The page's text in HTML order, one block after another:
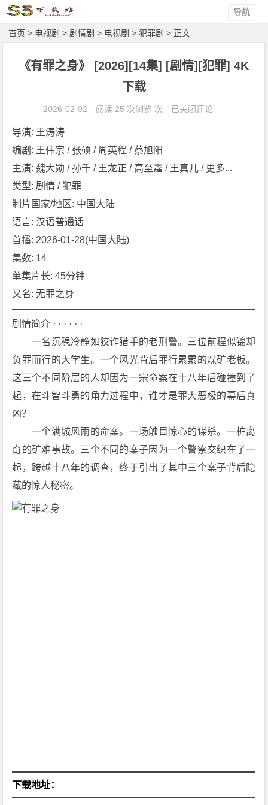
导航
首页 > 电视剧 > 剧情剧 > 电视剧 >犯罪剧 > 正文
《有罪之身》 [2026][14集] [剧情][犯罪] 4K
下载
2026-02-02 阅读 25 次浏览 次
《有
[2
K
下
载
已关闭评论
导演: 王涛涛
编剧: 王伟宗 / 张硕 / 周英程 / 蔡旭阳
主演: 魏大勋 / 孙千 / 王龙正 / 高至霆 / 王真儿 / 更多...
类型: 剧情 / 犯罪
制片国家/地区: 中国大陆
语言: 汉语普通话
首播: 2026-01-28(中国大陆)
集数: 14
单集片长: 45分钟
又名: 无罪之身
剧情简介 · · · · · ·
一名沉稳冷静如狡诈猎手的老刑警。三位前程似锦却
负罪而行的大学生。一个风光背后罪行累累的煤矿老板。
这三个不同阶层的人却因为一宗命案在十八年后碰撞到了
起，在斗智斗勇的角力过程中，谁才是罪大恶极的幕后真
凶？
一个满城风雨的命案。一场触目惊心的谋杀。一桩离
奇的矿难事故。三个不同的案子因为一个警察交织在了一
起，跨越十八年的调查，终于引出了其中三个案子背后隐
藏的惊人秘密。
下载地址：